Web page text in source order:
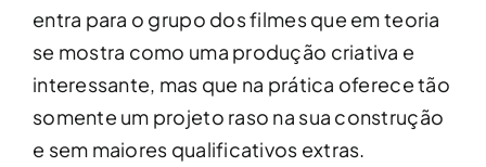
entra para o grupo dos filmes que em teoria
se mostra como uma produção criativa e
interessante, mas que na prática oferece tão
somente um projeto raso na sua construção
e sem maiores qualificativos extras.